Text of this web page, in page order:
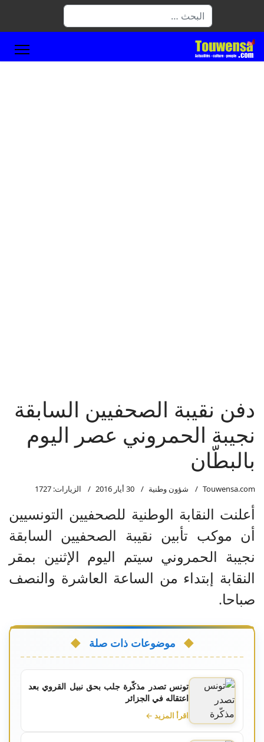
البحث
دفن نقيبة الصحفيين السابقة
نجيبة الحمروني عصر اليوم
بالبطّان
Touwensa.com شؤون وطنية 30 أيار 2016 الزيارات: 1727
أعلنت النقابة الوطنية للصحفيين التونسيين
أن موكب تأبين نقيبة الصحفيين السابقة
نجيبة الحمروني سيتم اليوم الإثنين بمقر
النقابة إبتداء من الساعة العاشرة والنصف
صباحا.
موضوعات ذات صلة
تونس تصدر مذكّرة جلب بحق نبيل القروي بعد
اعتقاله في الجزائر
اقرأ المزيد ←